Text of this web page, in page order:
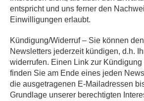
entspricht und uns ferner den
Einwilligungen erlaubt.
Kündigung/Widerruf – Sie können
Newsletters jederzeit kündigen, d.h.
widerrufen. Einen Link zur
finden Sie am Ende eines jeden
die ausgetragenen E-Mailadressen
Grundlage unserer berechtigten